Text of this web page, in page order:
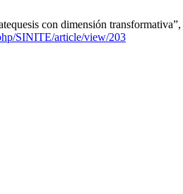
con dimensión transformativa”,
SINITE/article/view/203